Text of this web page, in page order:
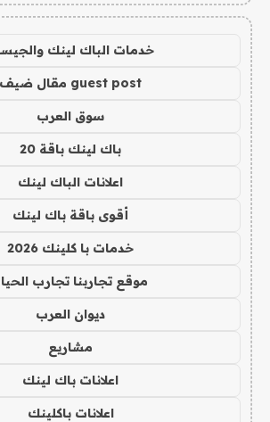
خدمات الباك لينك
guest post مقال ضيف
سوق العرب
باك لينك باقة 20
اعلانات الباك لينك
أقوى باقة باك لينك
خدمات با كلينك 2026
موقع تجاربنا تجارب
ديوان العرب
مشاريع
اعلانات باك لينك
اعلانات باكلينك